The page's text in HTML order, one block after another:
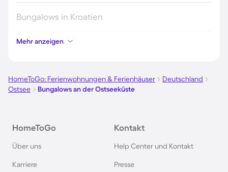
Bungalows in Kroatien
Bungalows auf Fehmarn
Bungalows auf Usedom
Bungalows in Italien
Bungalows in Holland
Mehr anzeigen
HomeToGo: Ferienwohnungen & Ferienhäuser
Deutschland
Ostsee
Bungalows an der Ostseeküste
HomeToGo
Über uns
Karriere
Kontakt
Help Center und Kontakt
Presse